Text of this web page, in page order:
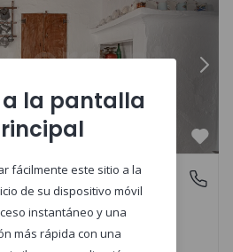
la pantalla
fácilmente este sitio a la
de su dispositivo móvil
instantáneo y una
más rápida con una